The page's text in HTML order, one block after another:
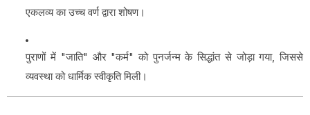
एकलव्य का उच्च वर्ण द्वारा शोषण।
पुराणों में "जाति" और "कर्म" को पुनर्जन्म के सिद्धांत से जोड़ा गया, जिससे
व्यवस्था को धार्मिक स्वीकृति मिली।